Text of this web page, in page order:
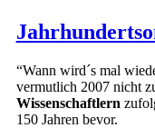
“Wann wird´s mal
vermutlich 2007 nicht
Wissenschaftlern
150 Jahren bevor.